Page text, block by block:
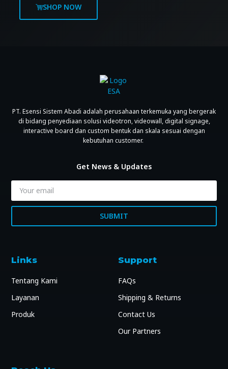
SHOP NOW
PT. Esensi Sistem Abadi adalah perusahaan terkemuka yang bergerak
di bidang penyediaan solusi videotron, videowall, digital signage,
interactive board dan custom bentuk dan skala sesuai dengan
kebutuhan customer.
Get News & Updates
SUBMIT
Links
Tentang Kami
Layanan
Produk
Support
FAQs
Shipping & Returns
Contact Us
Our Partners